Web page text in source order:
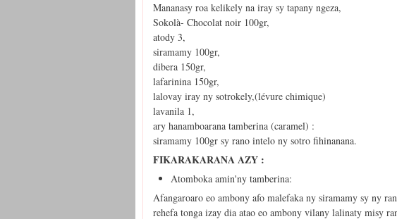
Mananasy roa kelikely na iray sy tapany ngeza,
Sokolà- Chocolat noir 100gr,
atody 3,
siramamy 100gr,
dibera 150gr,
lafarinina 150gr,
lalovay iray ny sotrokely,(lévure chimique)
lavanila 1,
ary hanamboarana tamberina (caramel) :
siramamy 100gr sy rano intelo ny sotro fihinanana.
FIKARAKARANA AZY :
Atomboka amin'ny tamberina:
Afangaroaro eo ambony afo malefaka ny siramamy sy ny
rehefa tonga izay dia atao eo ambony vilany lalinaty misy